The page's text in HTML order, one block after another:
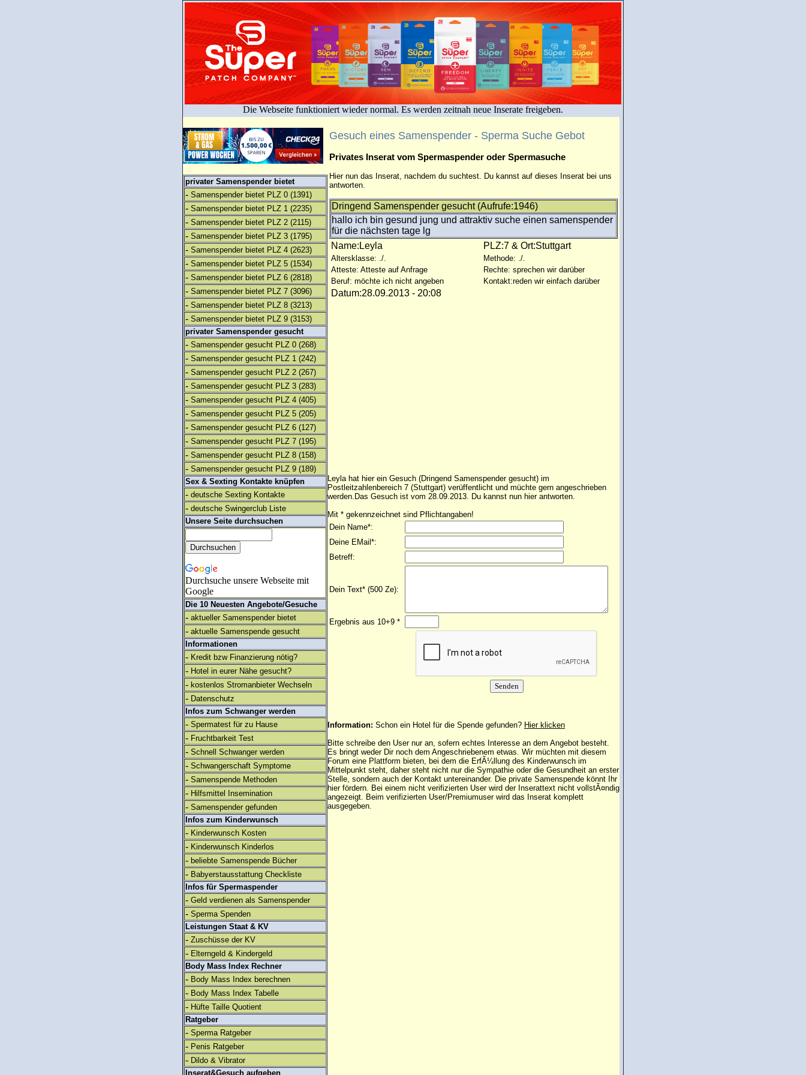
Die Webseite funktioniert wieder normal. Es werden zeitnah neue Inserate freigeben.
privater Samenspender bietet
- Samenspender bietet PLZ 0 (1391)
- Samenspender bietet PLZ 1 (2235)
- Samenspender bietet PLZ 2 (2115)
- Samenspender bietet PLZ 3 (1795)
- Samenspender bietet PLZ 4 (2623)
- Samenspender bietet PLZ 5 (1534)
- Samenspender bietet PLZ 6 (2818)
- Samenspender bietet PLZ 7 (3096)
- Samenspender bietet PLZ 8 (3213)
- Samenspender bietet PLZ 9 (3153)
privater Samenspender gesucht
- Samenspender gesucht PLZ 0 (268)
- Samenspender gesucht PLZ 1 (242)
- Samenspender gesucht PLZ 2 (267)
- Samenspender gesucht PLZ 3 (283)
- Samenspender gesucht PLZ 4 (405)
- Samenspender gesucht PLZ 5 (205)
- Samenspender gesucht PLZ 6 (127)
- Samenspender gesucht PLZ 7 (195)
- Samenspender gesucht PLZ 8 (158)
- Samenspender gesucht PLZ 9 (189)
Sex & Sexting Kontakte knüpfen
- deutsche Sexting Kontakte
- deutsche Swingerclub Liste
Unsere Seite durchsuchen
Durchsuche unsere Webseite mit
Google
Die 10 Neuesten Angebote/Gesuche
- aktueller Samenspender bietet
- aktuelle Samenspende gesucht
Informationen
- Kredit bzw Finanzierung nötig?
- Hotel in eurer Nähe gesucht?
- kostenlos Stromanbieter Wechseln
- Datenschutz
Infos zum Schwanger werden
- Spermatest für zu Hause
- Fruchtbarkeit Test
- Schnell Schwanger werden
- Schwangerschaft Symptome
- Samenspende Methoden
- Hilfsmittel Insemination
- Samenspender gefunden
Infos zum Kinderwunsch
- Kinderwunsch Kosten
- Kinderwunsch Kinderlos
- beliebte Samenspende Bücher
- Babyerstausstattung Checkliste
Infos für Spermaspender
- Geld verdienen als Samenspender
- Sperma Spenden
Leistungen Staat & KV
- Zuschüsse der KV
- Elterngeld & Kindergeld
Body Mass Index Rechner
- Body Mass Index berechnen
- Body Mass Index Tabelle
- Hüfte Taille Quotient
Ratgeber
- Sperma Ratgeber
- Penis Ratgeber
- Dildo & Vibrator
Inserat&Gesuch aufgeben
Gesuch eines Samenspender - Sperma Suche Gebot
Privates Inserat vom Spermaspender oder Spermasuche
Hier nun das Inserat, nachdem du suchtest. Du kannst auf dieses Inserat bei uns
antworten.
Dringend Samenspender gesucht (Aufrufe:1946)
hallo ich bin gesund jung und attraktiv suche einen samenspender
für die nächsten tage lg
Name:Leyla
PLZ:7 & Ort:Stuttgart
Altersklasse: ./.
Methode: ./.
Atteste: Atteste auf Anfrage
Rechte: sprechen wir darüber
Beruf: möchte ich nicht angeben
Kontakt:reden wir einfach darüber
Datum:28.09.2013 - 20:08
Leyla hat hier ein Gesuch (Dringend Samenspender gesucht) im
Postleitzahlenbereich 7 (Stuttgart) verüffentlicht und müchte gern angeschrieben
werden.Das Gesuch ist vom 28.09.2013. Du kannst nun hier antworten.
Mit * gekennzeichnet sind Pflichtangaben!
Dein Name*:
Deine EMail*:
Betreff:
Dein Text* (500 Ze):
Ergebnis aus 10+9 *
Information: Schon ein Hotel für die Spende gefunden? Hier klicken
Bitte schreibe den User nur an, sofern echtes Interesse an dem Angebot besteht.
Es bringt weder Dir noch dem Angeschriebenem etwas. Wir müchten mit diesem
Forum eine Plattform bieten, bei dem die ErfÃ¼llung des Kinderwunsch im
Mittelpunkt steht, daher steht nicht nur die Sympathie oder die Gesundheit an erster
Stelle, sondern auch der Kontakt untereinander. Die private Samenspende könnt Ihr
hier fördern. Bei einem nicht verifizierten User wird der Inserattext nicht vollstÃ¤ndig
angezeigt. Beim verifizierten User/Premiumuserwird das Inserat komplett
ausgegeben.